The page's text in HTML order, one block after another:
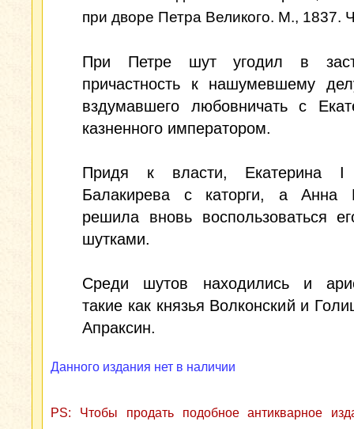
при дворе Петра Великого. М., 1837.
При Петре шут угодил в
причастность к нашумевшему
вздумавшего любовничать с
казненного императором.
Придя к власти, Екатерина I
Балакирева с каторги, а Анна
решила вновь воспользоваться
шутками.
Среди шутов находились и
такие как князья Волконский и
Апраксин.
Данного издания нет в наличии
PS: Чтобы продать подобное антикварное